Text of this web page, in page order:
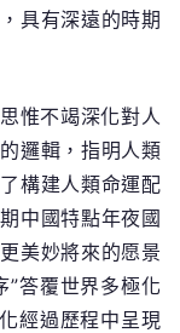
具有深遠的時期
惟不竭深化對人
邏輯，指明人類
構建人類命運配
中國特點年夜國
美妙將來的愿景
”答覆世界多極化
經過歷程中呈現